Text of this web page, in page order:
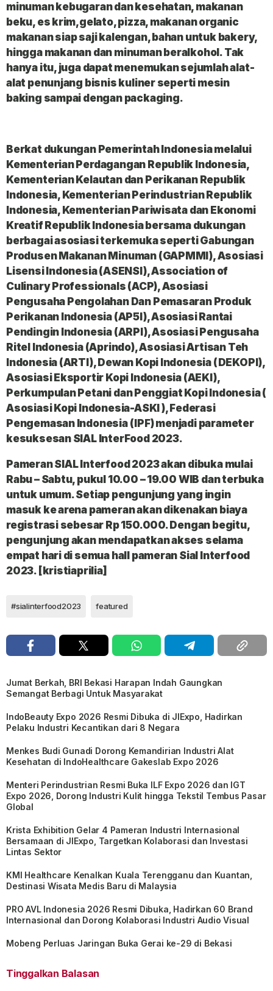
minuman kebugaran dan kesehatan, makanan
beku, es krim,gelato, pizza, makanan organic
makanan siap saji kalengan, bahan untuk bakery,
hingga makanan dan minuman beralkohol. Tak
hanya itu, juga dapat menemukan sejumlah alat-
alat penunjang bisnis kuliner seperti mesin
baking sampai dengan packaging.
Berkat dukungan Pemerintah Indonesia melalui
Kementerian Perdagangan Republik Indonesia,
Kementerian Kelautan dan Perikanan Republik
Indonesia, Kementerian Perindustrian Republik
Indonesia, Kementerian Pariwisata dan Ekonomi
Kreatif Republik Indonesia bersama dukungan
berbagai asosiasi terkemuka seperti Gabungan
Produsen Makanan Minuman (GAPMMI), Asosiasi
Lisensi Indonesia (ASENSI), Association of
Culinary Professionals (ACP), Asosiasi
Pengusaha Pengolahan Dan Pemasaran Produk
Perikanan Indonesia (AP5I), Asosiasi Rantai
Pendingin Indonesia (ARPI), Asosiasi Pengusaha
Ritel Indonesia (Aprindo), Asosiasi Artisan Teh
Indonesia (ARTI), Dewan Kopi Indonesia (DEKOPI),
Asosiasi Eksportir Kopi Indonesia (AEKI),
Perkumpulan Petani dan Penggiat Kopi Indonesia (
Asosiasi Kopi Indonesia-ASKI ), Federasi
Pengemasan Indonesia (IPF) menjadi parameter
kesuksesan SIAL InterFood 2023.
Pameran SIAL Interfood 2023 akan dibuka mulai
Rabu – Sabtu, pukul 10.00 – 19.00 WIB dan terbuka
untuk umum. Setiap pengunjung yang ingin
masuk ke arena pameran akan dikenakan biaya
registrasi sebesar Rp 150.000. Dengan begitu,
pengunjung akan mendapatkan akses selama
empat hari di semua hall pameran Sial Interfood
2023. [kristiaprilia]
#sialinterfood2023 featured
Jumat Berkah, BRI Bekasi Harapan Indah Gaungkan
Semangat Berbagi Untuk Masyarakat
IndoBeauty Expo 2026 Resmi Dibuka di JIExpo, Hadirkan
Pelaku Industri Kecantikan dari 8 Negara
Menkes Budi Gunadi Dorong Kemandirian Industri Alat
Kesehatan di IndoHealthcare Gakeslab Expo 2026
Menteri Perindustrian Resmi Buka ILF Expo 2026 dan IGT
Expo 2026, Dorong Industri Kulit hingga Tekstil Tembus Pasar
Global
Krista Exhibition Gelar 4 Pameran Industri Internasional
Bersamaan di JIExpo, Targetkan Kolaborasi dan Investasi
Lintas Sektor
KMI Healthcare Kenalkan Kuala Terengganu dan Kuantan,
Destinasi Wisata Medis Baru di Malaysia
PRO AVL Indonesia 2026 Resmi Dibuka, Hadirkan 60 Brand
Internasional dan Dorong Kolaborasi Industri Audio Visual
Mobeng Perluas Jaringan Buka Gerai ke-29 di Bekasi
Tinggalkan Balasan